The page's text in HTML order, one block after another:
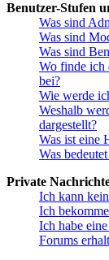
Benutzer-Stufen
Was sind
Was sind
Was sind
Wo finde ich
bei?
Wie werde
Weshalb
dargestellt?
Was ist eine
Was
Private
Ich kann
Ich
Ich habe
Forums